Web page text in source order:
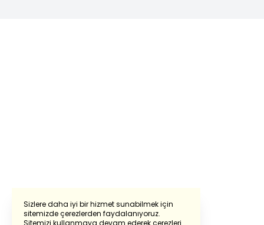
Sizlere daha iyi bir hizmet sunabilmek için
sitemizde çerezlerden faydalanıyoruz.
Sitemizi kullanmaya devam ederek çerezleri